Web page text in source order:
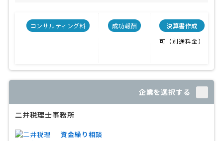
コンサルティング料 成功報酬
決算書作成
可（別途料金）
企業を選択する
二井税理士事務所
資金繰り相談